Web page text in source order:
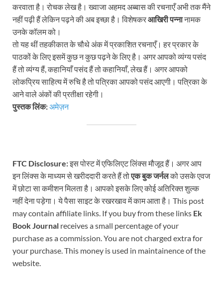
करवाता है। रोचक लेख है। ख्वाजा अहमद अब्बास की रचनाएँ अभी तक मैंने
नहीं पढ़ी हैं लेकिन पढ़ने की अब इच्छा है। विशेषकरआखिरी पन्नानामक
उनके कॉलम को।
तो यह थीं तहकीकात के चौथे अंक में प्रकाशित रचनाएँ। हर प्रकार के
पाठकों के लिए इसमें कुछ न कुछ पढ़ने के लिए है। अगर आपको व्यंग्य पसंद
हैं तो व्यंग्य हैं, कहानियाँ पसंद हैं तो कहानियाँ, लेख हैं। अगर आपको
लोकप्रिय साहित्य में रुचि है तो पत्रिका आपको पसंद आएगी। पत्रिका के
आने वाले अंकों की प्रतीक्षा रहेगी।
पुस्तक लिंक:अमेज़न
FTC Disclosure:इस पोस्ट में एफिलिएट लिंक्स मौजूद हैं। अगर आप
इन लिंक्स के माध्यम से खरीददारी करते हैं तोएक बुक जर्नलको उसके एवज
में छोटा सा कमीशन मिलता है। आपको इसके लिए कोई अतिरिक्त शुल्क
नहीं देना पड़ेगा। ये पैसा साइट के रखरखाव में काम आता है। This post
may contain affiliate links. If you buy from these links Ek
Book Journal receives a small percentage of your
purchase as a commission. You are not charged extra for
your purchase. This money is used in maintainence of the
website.